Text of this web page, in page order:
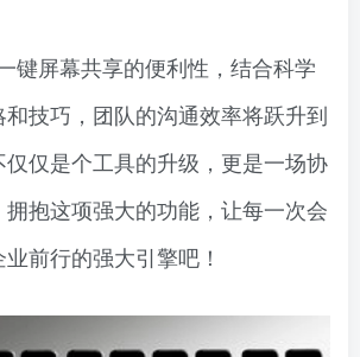
键屏幕共享的便利性，结合科学
技巧，团队的沟通效率将跃升到
仅是个工具的升级，更是一场协
抱这项强大的功能，让每一次会
前行的强大引擎吧！